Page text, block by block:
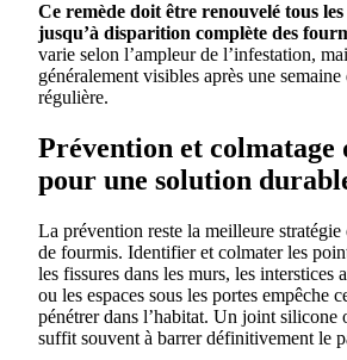
Ce remède doit être renouvelé tous
jusqu’à disparition complète des
varie selon l’ampleur de l’infestation,
généralement visibles après une semaine
régulière.
Prévention et colmatage
pour une solution
La prévention reste la meilleure
de fourmis. Identifier et colmater les
les fissures dans les murs, les interstices
ou les espaces sous les portes empêche
pénétrer dans l’habitat. Un joint silicone
suffit souvent à barrer définitivement le